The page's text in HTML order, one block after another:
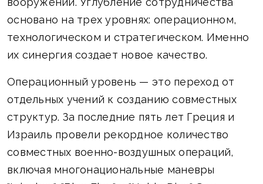
основано на трех уровнях: операционном,
технологическом и стратегическом. Именно
их синергия создает новое качество.
Операционный уровень — это переход от
отдельных учений к созданию совместных
структур. За последние пять лет Греция и
Израиль провели рекордное количество
совместных военно-воздушных операций,
включая многонациональные маневры